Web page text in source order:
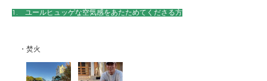
1. ユールヒュッゲな空気感をあたためてくださる方
・焚火